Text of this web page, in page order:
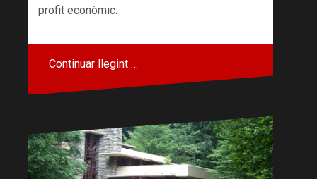
profit econòmic.
Continuar llegint …